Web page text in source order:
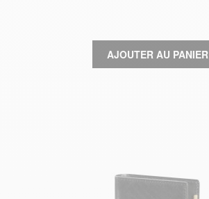
AJOUTER AU PANIER